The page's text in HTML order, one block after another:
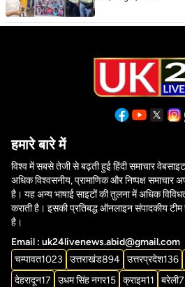
हमारे बारे में
विश्व में सबसे तेजी से बढ़ती हुई हिंदी समाचार
अधिक विश्वसनीय, प्रामाणिक और निष्पक्ष समाचार
है। यह अन्य भाषाई साइटों की तुलना में अधिक
कराती है। इसकी प्रतिबद्ध ऑनलाइन संपादकीय
है।
Email : uk24livenews.abid@gmail.com
चम्पावत1023 उत्तराखंड894 उत्तरप्रदेश136
देहरादून17 उधम सिंह नगर15 क्राइम11 बरेली7